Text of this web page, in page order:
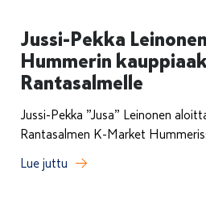
Jussi-Pekka
Hummerin
Rantasalmelle
Jussi-Pekka ”Jusa” Leinonen
Rantasalmen K-Market
Lue juttu